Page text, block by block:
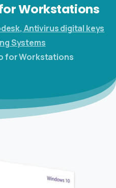
Workstations
Antivirus digital keys
Systems
for Workstations